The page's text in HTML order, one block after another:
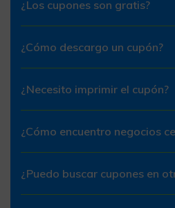
¿Los cupones son gratis?
¿Cómo descargo un cupón?
¿Necesito imprimir el cupón?
¿Cómo encuentro negocios
¿Puedo buscar cupones en